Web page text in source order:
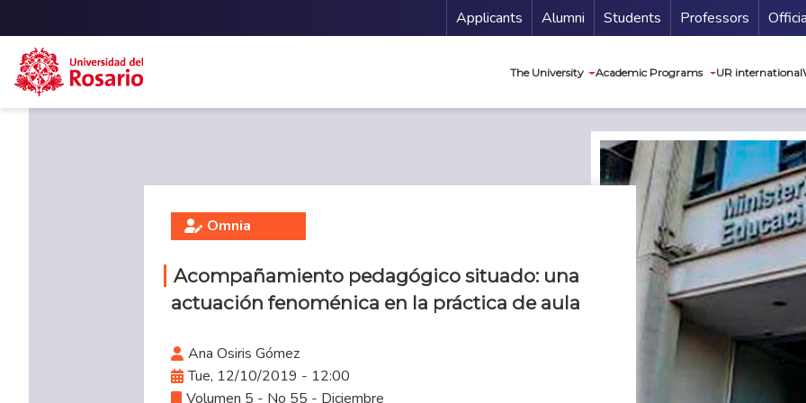
Menu Secundario
Applicants Alumni Students Professors
The University Academic Programs UR international
Omnia
Acompañamiento pedagógico situado: una
actuación fenoménica en la práctica de aula
Ana Osiris Gómez
Tue, 12/10/2019 - 12:00
Volumen 5 - No 55 - Diciembre